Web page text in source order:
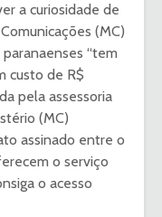
a curiosidade de
(MC)
“tem
custo de R$
pela assessoria
(MC)
assinado entre o
o serviço
o acesso